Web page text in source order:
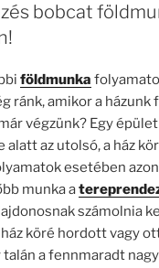
bobcat
földmunka
ránk, amikor a házunk
végzünk? Egy
alatt az utolsó, a ház
esetében
munka a
számolnia
ház köré hordott vagy
a fennmaradt